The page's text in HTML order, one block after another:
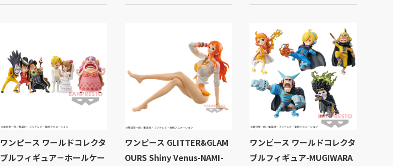
ワンピース ワールドコレクタ
ブルフィギュア－ホールケー
ワンピース GLITTER&GLAM
OURS Shiny Venus-NAMI-
ワンピース ワールドコレクタ
ブルフィギュア-MUGIWARA